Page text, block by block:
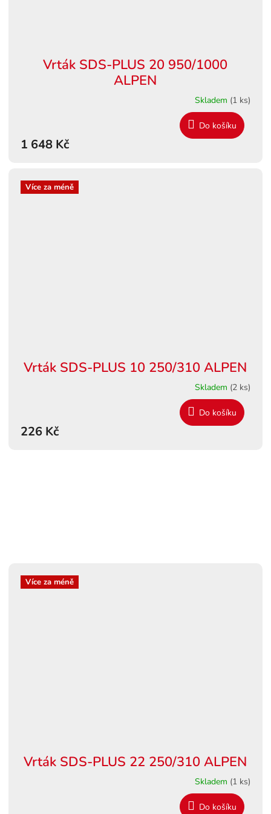
Vrták SDS-PLUS 20 950/1000
ALPEN
Skladem (1 ks)
1 648 Kč
Do košíku
Více za méně
Vrták SDS-PLUS 10 250/310 ALPEN
Skladem (2 ks)
226 Kč
Do košíku
Více za méně
Vrták SDS-PLUS 22 250/310 ALPEN
Skladem (1 ks)
Do košíku